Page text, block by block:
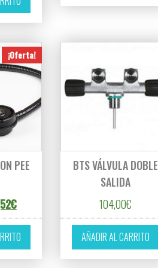
¡Oferta!
PEE
original era: 111,69€.
€El precio actual es: 100,52€.
BTS VÁLVULA DOBLE
SALIDA
104,00€
AÑADIR AL CARRITO